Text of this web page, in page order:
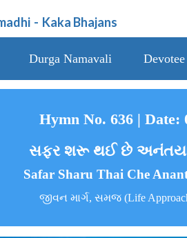
- Kaka Bhajans
Durga Namavali
Hymn No. 636 | Date:
સફર શરૂ થઈ છે
Safar Sharu Thai Che
જીવન માર્ગ, સમજ (Life